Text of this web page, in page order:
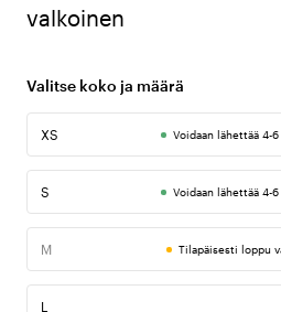
valkoinen
Valitse koko ja määrä
XS Voidaan lähettää 4-
S Voidaan lähettää 4-
M Tilapäisesti loppu
L